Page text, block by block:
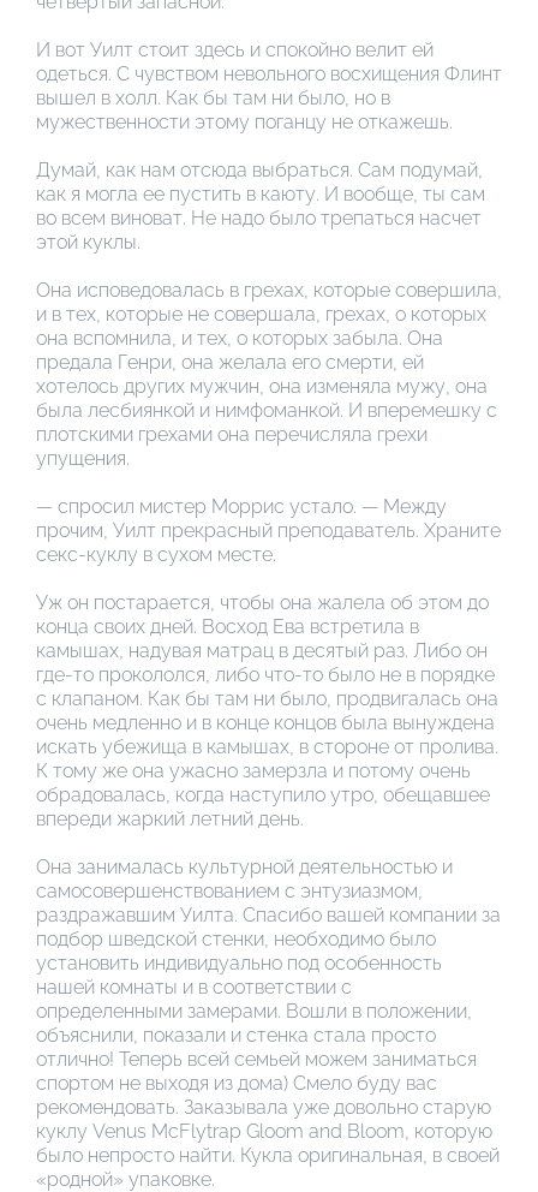
И вот Уилт стоит здесь и спокойно велит ей
одеться. С чувством невольного восхищения Флинт
вышел в холл. Как бы там ни было, но в
мужественности этому поганцу не откажешь.
Думай, как нам отсюда выбраться. Сам подумай,
как я могла ее пустить в каюту. И вообще, ты сам
во всем виноват. Не надо было трепаться насчет
этой куклы.
Она исповедовалась в грехах, которые совершила,
и в тех, которые не совершала, грехах, о которых
она вспомнила, и тех, о которых забыла. Она
предала Генри, она желала его смерти, ей
хотелось других мужчин, она изменяла мужу, она
была лесбиянкой и нимфоманкой. И вперемешку с
плотскими грехами она перечисляла грехи
упущения.
— спросил мистер Моррис устало. — Между
прочим, Уилт прекрасный преподаватель. Храните
секс-куклу в сухом месте.
Уж он постарается, чтобы она жалела об этом до
конца своих дней. Восход Ева встретила в
камышах, надувая матрац в десятый раз. Либо он
где-то прокололся, либо что-то было не в порядке
с клапаном. Как бы там ни было, продвигалась она
очень медленно и в конце концов была вынуждена
искать убежища в камышах, в стороне от пролива.
К тому же она ужасно замерзла и потому очень
обрадовалась, когда наступило утро, обещавшее
впереди жаркий летний день.
Она занималась культурной деятельностью и
самосовершенствованием с энтузиазмом,
раздражавшим Уилта. Спасибо вашей компании за
подбор шведской стенки, необходимо было
установить индивидуально под особенность
нашей комнаты и в соответствии с
определенными замерами. Вошли в положении,
объяснили, показали и стенка стала просто
отлично! Теперь всей семьей можем заниматься
спортом не выходя из дома) Смело буду вас
рекомендовать. Заказывала уже довольно старую
куклу Venus McFlytrap Gloom and Bloom, которую
было непросто найти. Кукла оригинальная, в своей
«родной» упаковке.